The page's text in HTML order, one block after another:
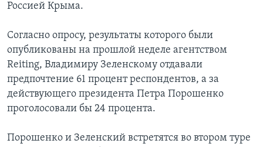
Россией Крыма.
Согласно опросу, результаты которого были
опубликованы на прошлой неделе агентством
Reiting, Владимиру Зеленскому отдавали
предпочтение 61 процент респондентов, а за
действующего президента Петра Порошенко
проголосовали бы 24 процента.
Порошенко и Зеленский встретятся во втором туре